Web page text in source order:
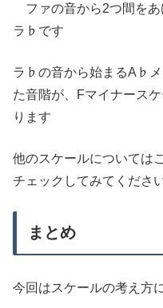
ファの音から2つ間をあ
ラ♭です
ラ♭の音から始まるA♭メ
た音階が、Fマイナース
ります
他のスケールについては
チェックしてみてくださ
まとめ
今回はスケールの考え方